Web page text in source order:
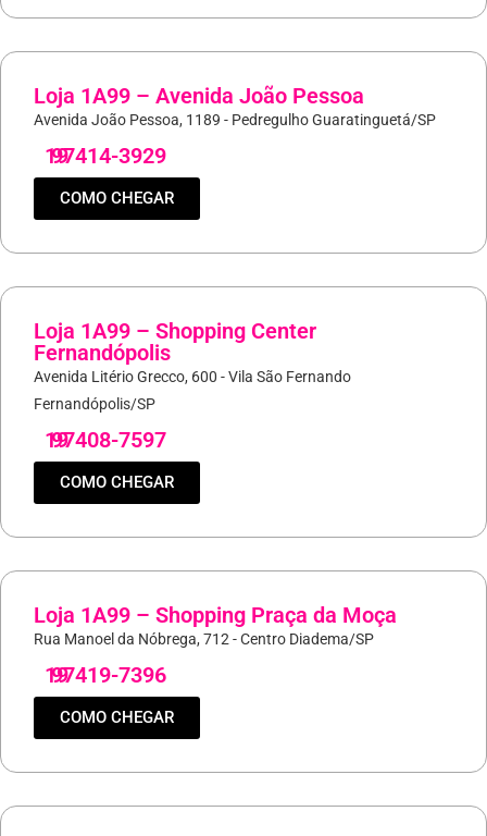
Loja 1A99 – Avenida João Pessoa
Avenida João Pessoa, 1189 - Pedregulho Guaratinguetá/SP
19
97414-3929
COMO CHEGAR
Loja 1A99 – Shopping Center
Fernandópolis
Avenida Litério Grecco, 600 - Vila São Fernando
Fernandópolis/SP
19
97408-7597
COMO CHEGAR
Loja 1A99 – Shopping Praça da Moça
Rua Manoel da Nóbrega, 712 - Centro Diadema/SP
19
97419-7396
COMO CHEGAR